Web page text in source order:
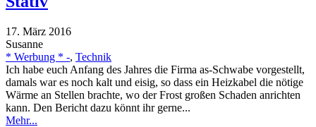
17. März 2016
Susanne
* Werbung * -, Technik
Ich habe euch Anfang des Jahres die Firma as-Schwabe vorgestellt,
damals war es noch kalt und eisig, so dass ein Heizkabel die nötige
Wärme an Stellen brachte, wo der Frost großen Schaden anrichten
kann. Den Bericht dazu könnt ihr gerne...
Mehr...